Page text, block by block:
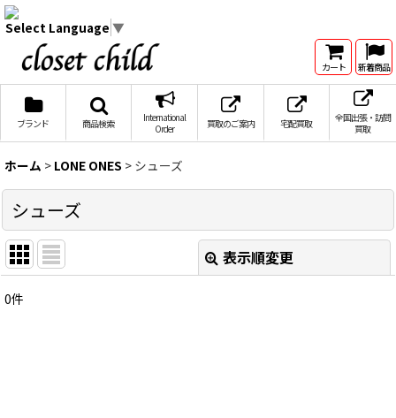
Select Language ▼
カート 新着商品
ブランド 商品検索
International
Order
買取のご案内 宅配買取
全国出張・訪問
買取
ホーム > LONE ONES > シューズ
シューズ
表示順変更
表示数
0件